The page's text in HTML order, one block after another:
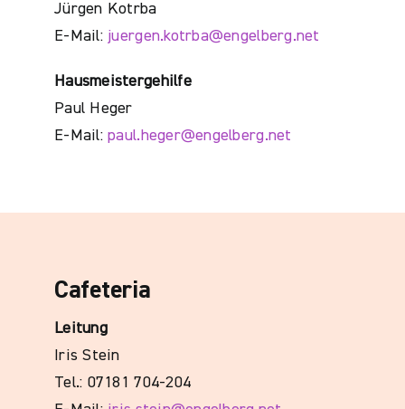
Jürgen Kotrba
E-Mail: juergen.kotrba@engelberg.net
Hausmeistergehilfe
Paul Heger
E-Mail:paul.heger@engelberg.net
Cafeteria
Leitung
Iris Stein
Tel.: 07181 704-204